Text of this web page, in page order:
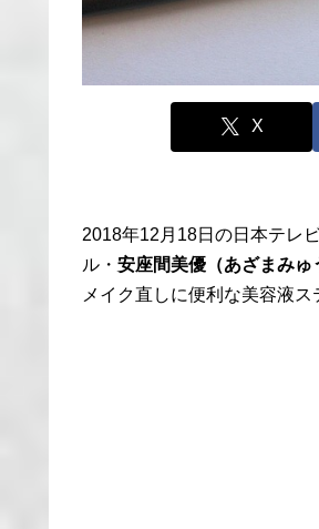
X
2018年12月18日の日本テレ
ル・ 安座間美優（あざまみゅ
メイク直しに便利な美容液